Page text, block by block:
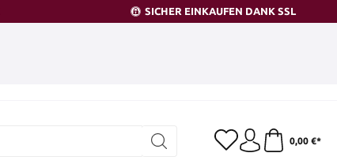
SICHER EINKAUFEN DANK SSL
0,00 €*